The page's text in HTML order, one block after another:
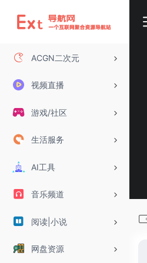
ACGN二次元
视频直播
游戏/社区
生活服务
AI工具
音乐频道
阅读|小说
网盘资源